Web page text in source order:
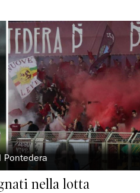
Pontedera
nella lotta